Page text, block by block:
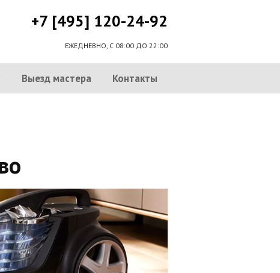
+7 [495] 120-24-92
ЕЖЕДНЕВНО, С 08:00 ДО 22:00
Выезд мастера Контакты